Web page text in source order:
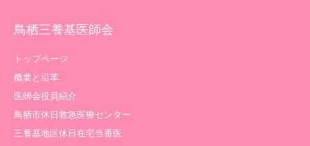
鳥栖三養基医師会
トップページ
概要と沿革
医師会役員紹介
鳥栖市休日救急医療センター
三養基地区休日在宅当番医